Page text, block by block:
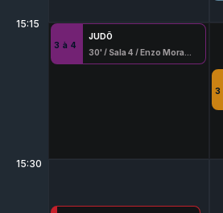
15:15
15:30
JUDÔ
3 à 4
30' / Sala 4 /Enzo Moraes Alves
3